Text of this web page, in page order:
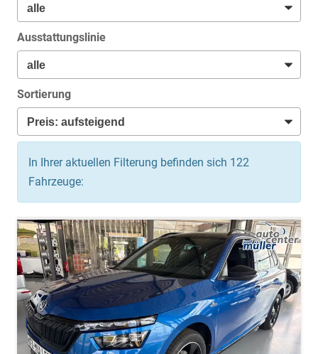
Ausstattungslinie
Sortierung
In Ihrer aktuellen Filterung befinden sich 122
Fahrzeuge: